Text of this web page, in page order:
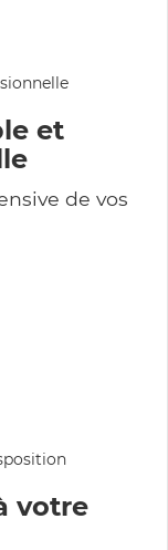
et
de vos
votre